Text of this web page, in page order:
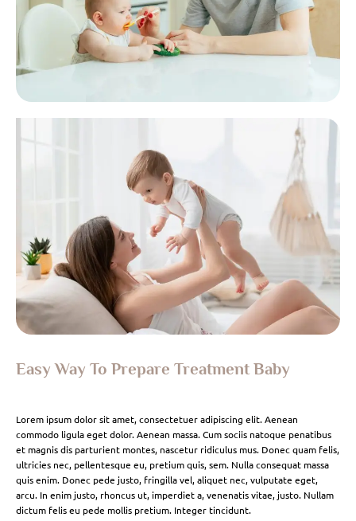
Easy Way To Prepare Treatment Baby
Lorem ipsum dolor sit amet, consectetuer adipiscing elit. Aenean
commodo ligula eget dolor. Aenean massa. Cum sociis natoque penatibus
et magnis dis parturient montes, nascetur ridiculus mus. Donec quam felis,
ultricies nec, pellentesque eu, pretium quis, sem. Nulla consequat massa
quis enim. Donec pede justo, fringilla vel, aliquet nec, vulputate eget,
arcu. In enim justo, rhoncus ut, imperdiet a, venenatis vitae, justo. Nullam
dictum felis eu pede mollis pretium. Integer tincidunt.